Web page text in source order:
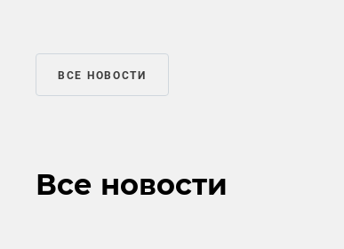
ВСЕ НОВОСТИ
Все новости